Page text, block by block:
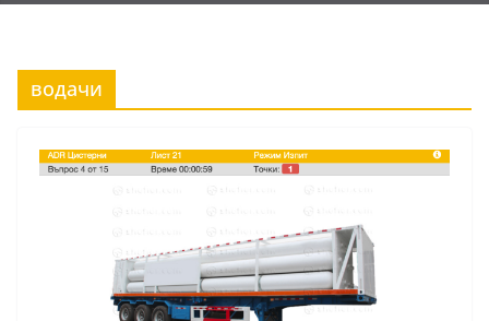
водачи